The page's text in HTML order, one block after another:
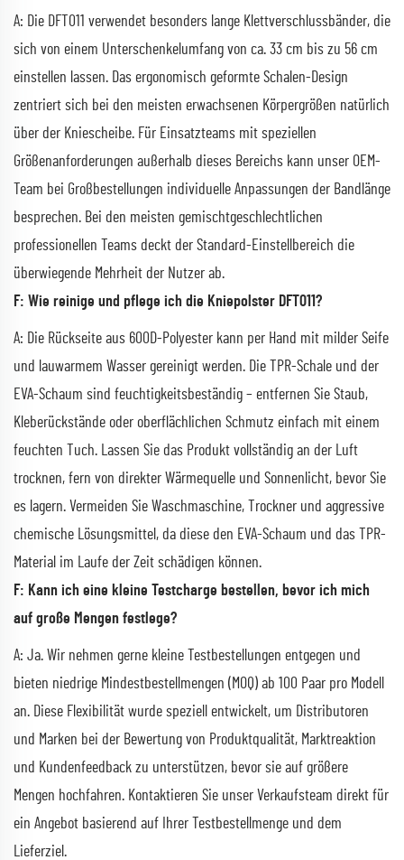
A: Die DFT011 verwendet besonders lange Klettverschlussbänder, die
sich von einem Unterschenkelumfang von ca. 33 cm bis zu 56 cm
einstellen lassen. Das ergonomisch geformte Schalen-Design
zentriert sich bei den meisten erwachsenen Körpergrößen natürlich
über der Kniescheibe. Für Einsatzteams mit speziellen
Größenanforderungen außerhalb dieses Bereichs kann unser OEM-
Team bei Großbestellungen individuelle Anpassungen der Bandlänge
besprechen. Bei den meisten gemischtgeschlechtlichen
professionellen Teams deckt der Standard-Einstellbereich die
überwiegende Mehrheit der Nutzer ab.
F: Wie reinige und pflege ich die Kniepolster DFT011?
A: Die Rückseite aus 600D-Polyester kann per Hand mit milder Seife
und lauwarmem Wasser gereinigt werden. Die TPR-Schale und der
EVA-Schaum sind feuchtigkeitsbeständig – entfernen Sie Staub,
Kleberückstände oder oberflächlichen Schmutz einfach mit einem
feuchten Tuch. Lassen Sie das Produkt vollständig an der Luft
trocknen, fern von direkter Wärmequelle und Sonnenlicht, bevor Sie
es lagern. Vermeiden Sie Waschmaschine, Trockner und aggressive
chemische Lösungsmittel, da diese den EVA-Schaum und das TPR-
Material im Laufe der Zeit schädigen können.
F: Kann ich eine kleine Testcharge bestellen, bevor ich mich
auf große Mengen festlege?
A: Ja. Wir nehmen gerne kleine Testbestellungen entgegen und
bieten niedrige Mindestbestellmengen (MOQ) ab 100 Paar pro Modell
an. Diese Flexibilität wurde speziell entwickelt, um Distributoren
und Marken bei der Bewertung von Produktqualität, Marktreaktion
und Kundenfeedback zu unterstützen, bevor sie auf größere
Mengen hochfahren. Kontaktieren Sie unser Verkaufsteam direkt für
ein Angebot basierend auf Ihrer Testbestellmenge und dem
Lieferziel.